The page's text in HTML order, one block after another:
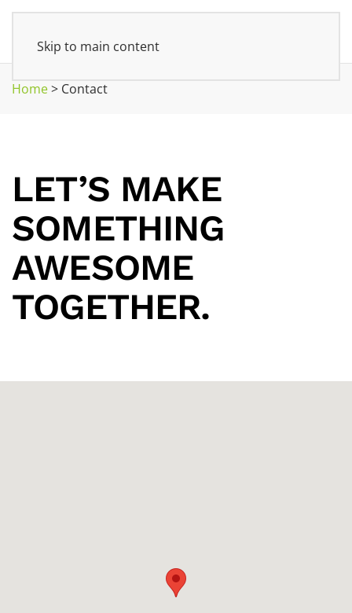
Skip to main content
Home> Contact
LET’S MAKE
SOMETHING
AWESOME
TOGETHER.